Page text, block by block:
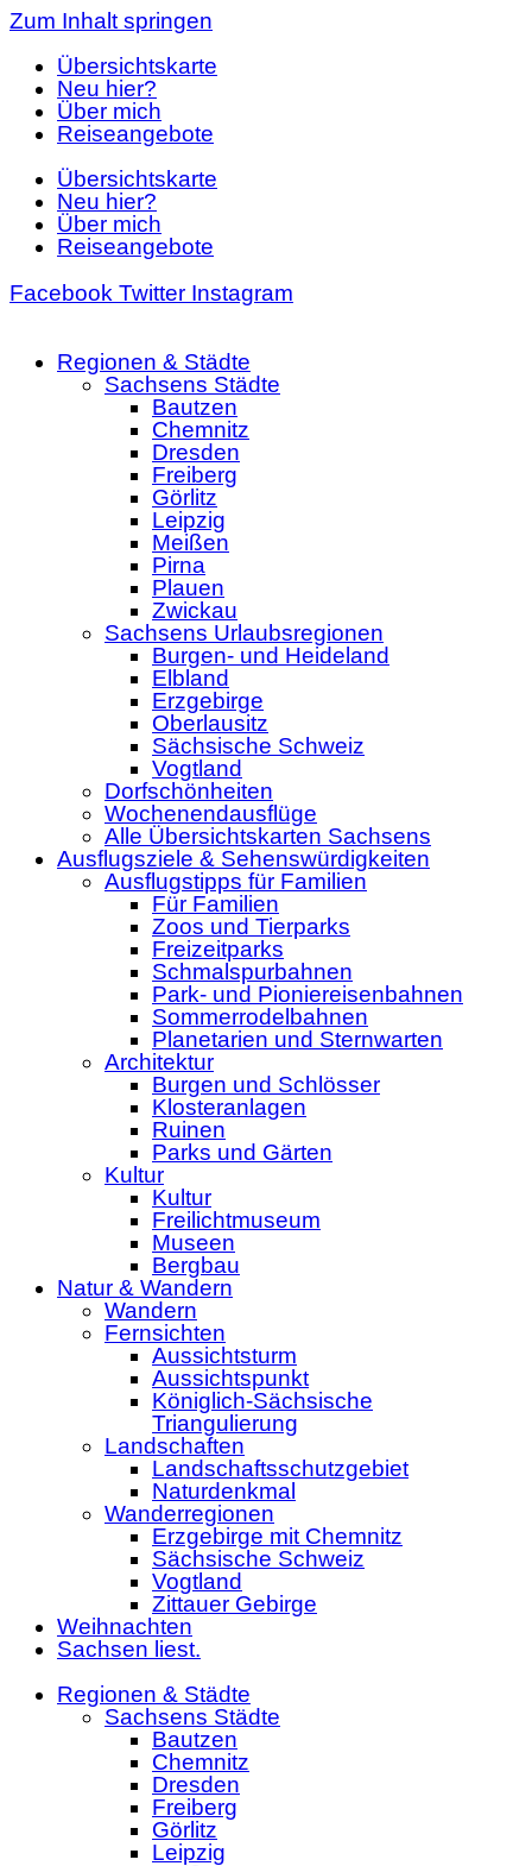
Zum Inhalt springen
Übersichtskarte
Neu hier?
Über mich
Reiseangebote
Übersichtskarte
Neu hier?
Über mich
Reiseangebote
Facebook Twitter Instagram
Regionen & Städte
Sachsens Städte
Bautzen
Chemnitz
Dresden
Freiberg
Görlitz
Leipzig
Meißen
Pirna
Plauen
Zwickau
Sachsens Urlaubsregionen
Burgen- und Heideland
Elbland
Erzgebirge
Oberlausitz
Sächsische Schweiz
Vogtland
Dorfschönheiten
Wochenendausflüge
Alle Übersichtskarten Sachsens
Ausflugsziele & Sehenswürdigkeiten
Ausflugstipps für Familien
Für Familien
Zoos und Tierparks
Freizeitparks
Schmalspurbahnen
Park- und Pioniereisenbahnen
Sommerrodelbahnen
Planetarien und Sternwarten
Architektur
Burgen und Schlösser
Klosteranlagen
Ruinen
Parks und Gärten
Kultur
Kultur
Freilichtmuseum
Museen
Bergbau
Natur & Wandern
Wandern
Fernsichten
Aussichtsturm
Aussichtspunkt
Königlich-Sächsische
Triangulierung
Landschaften
Landschaftsschutzgebiet
Naturdenkmal
Wanderregionen
Erzgebirge mit Chemnitz
Sächsische Schweiz
Vogtland
Zittauer Gebirge
Weihnachten
Sachsen liest.
Regionen & Städte
Sachsens Städte
Bautzen
Chemnitz
Dresden
Freiberg
Görlitz
Leipzig